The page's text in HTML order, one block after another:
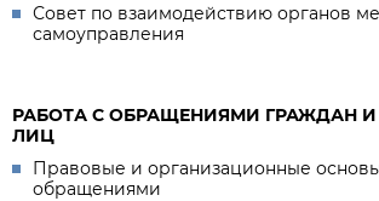
Совет по взаимодействию органов
самоуправления
РАБОТА С ОБРАЩЕНИЯМИ ГРАЖДАН
ЛИЦ
Правовые и организационные
обращениями